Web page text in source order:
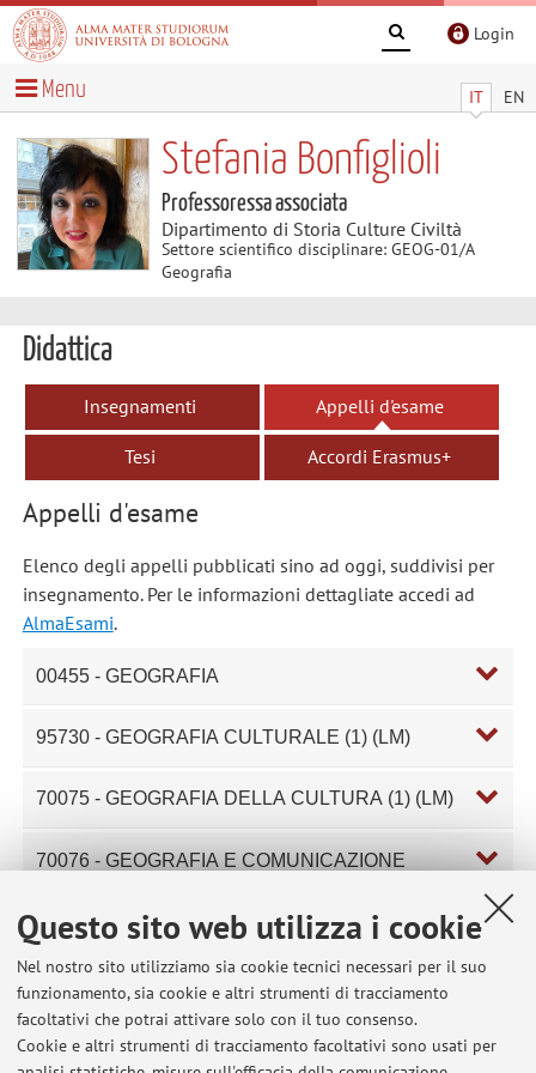
Questo sito web utilizza i cookie
Nel nostro sito utilizziamo sia cookie tecnici necessari per il suo
funzionamento, sia cookie e altri strumenti di tracciamento
facoltativi che potrai attivare solo con il tuo consenso.
Cookie e altri strumenti di tracciamento facoltativi sono usati per
Login
IT EN
Menu
Stefania Bonfiglioli
Professoressa associata
Dipartimento di Storia Culture Civiltà
Settore scientifico disciplinare: GEOG-01/A
Geografia
Didattica
Insegnamenti Appelli d'esame
Tesi Accordi Erasmus+
Appelli d'esame
Elenco degli appelli pubblicati sino ad oggi, suddivisi per
insegnamento. Per le informazioni dettagliate accedi ad
AlmaEsami.
00455 - GEOGRAFIA
95730 - GEOGRAFIA CULTURALE (1) (LM)
70075 - GEOGRAFIA DELLA CULTURA (1) (LM)
70076 - GEOGRAFIA E COMUNICAZIONE
95731 - GEOGRAFIA, GENERE ED ETICA (1)
(LM)